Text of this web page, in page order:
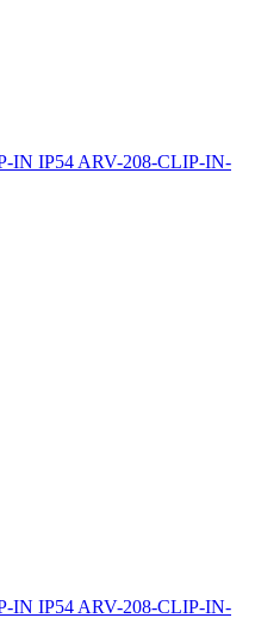
IN IP54 ARV-208-CLIP-IN-
IN IP54 ARV-208-CLIP-IN-